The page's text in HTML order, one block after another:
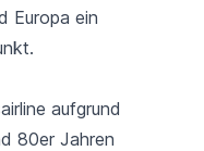
Europa ein
aufgrund
80er Jahren